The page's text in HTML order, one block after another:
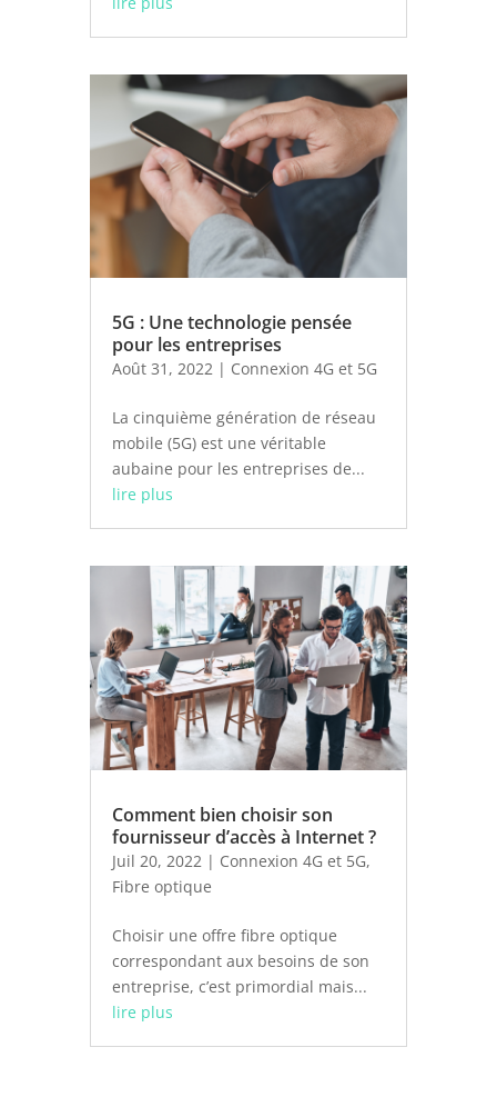
5G : Une technologie pensée
pour les entreprises
Août 31, 2022| Connexion 4G et 5G
La cinquième génération de réseau
mobile (5G) est une véritable
aubaine pour les entreprises de...
lire plus
Comment bien choisir son
fournisseur d’accès à Internet ?
Juil 20, 2022 | Connexion 4G et 5G,
Fibre optique
Choisir une offre fibre optique
correspondant aux besoins de son
entreprise, c’est primordial mais...
lire plus